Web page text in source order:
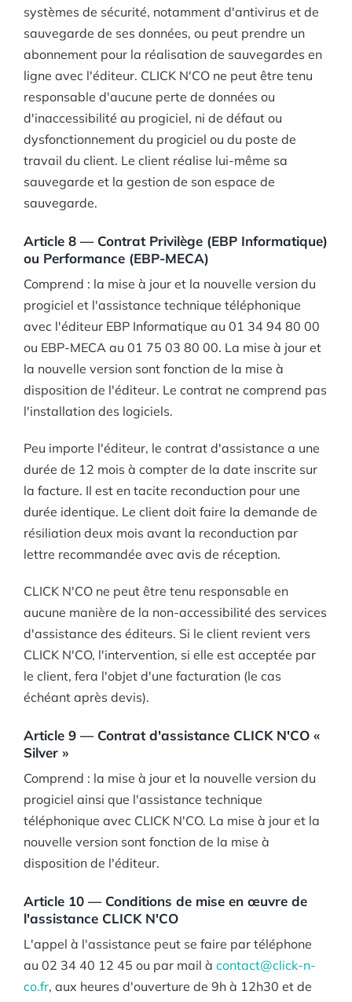
systèmes de sécurité, notamment d'antivirus et de
sauvegarde de ses données, ou peut prendre un
abonnement pour la réalisation de sauvegardes en
ligne avec l'éditeur. CLICK N'CO ne peut être tenu
responsable d'aucune perte de données ou
d'inaccessibilité au progiciel, ni de défaut ou
dysfonctionnement du progiciel ou du poste de
travail du client. Le client réalise lui-même sa
sauvegarde et la gestion de son espace de
sauvegarde.
Article 8 — Contrat Privilège (EBP Informatique)
ou Performance (EBP-MECA)
Comprend : la mise à jour et la nouvelle version du
progiciel et l'assistance technique téléphonique
avec l'éditeur EBP Informatique au 01 34 94 80 00
ou EBP-MECA au 01 75 03 80 00. La mise à jour et
la nouvelle version sont fonction de la mise à
disposition de l'éditeur. Le contrat ne comprend pas
l'installation des logiciels.
Peu importe l'éditeur, le contrat d'assistance a une
durée de 12 mois à compter de la date inscrite sur
la facture. Il est en tacite reconduction pour une
durée identique. Le client doit faire la demande de
résiliation deux mois avant la reconduction par
lettre recommandée avec avis de réception.
CLICK N'CO ne peut être tenu responsable en
aucune manière de la non-accessibilité des services
d'assistance des éditeurs. Si le client revient vers
CLICK N'CO, l'intervention, si elle est acceptée par
le client, fera l'objet d'une facturation (le cas
échéant après devis).
Article 9 — Contrat d'assistance CLICK N'CO «
Silver »
Comprend : la mise à jour et la nouvelle version du
progiciel ainsi que l'assistance technique
téléphonique avec CLICK N'CO. La mise à jour et la
nouvelle version sont fonction de la mise à
disposition de l'éditeur.
Article 10 — Conditions de mise en œuvre de
l'assistance CLICK N'CO
L'appel à l'assistance peut se faire par téléphone
au 02 34 40 12 45 ou par mail à contact@click-n-
co.fr, aux heures d'ouverture de 9h à 12h30 et de